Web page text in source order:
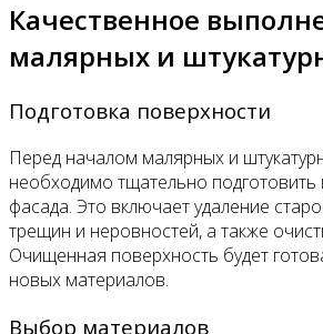
Качественное
малярных и
Подготовка поверхности
Перед началом малярных и
необходимо тщательно подготовить
фасада. Это включает удаление
трещин и неровностей, а также
Очищенная поверхность будет
новых материалов.
Выбор материалов